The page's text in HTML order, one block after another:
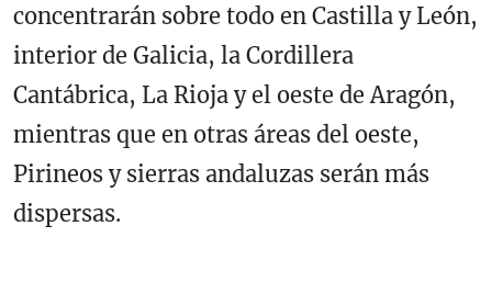
concentrarán sobre todo en Castilla y León,
interior de Galicia, la Cordillera
Cantábrica, La Rioja y el oeste de Aragón,
mientras que en otras áreas del oeste,
Pirineos y sierras andaluzas serán más
dispersas.